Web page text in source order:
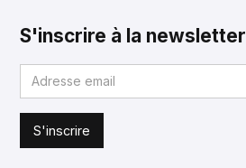
S'inscrire à la newsletter